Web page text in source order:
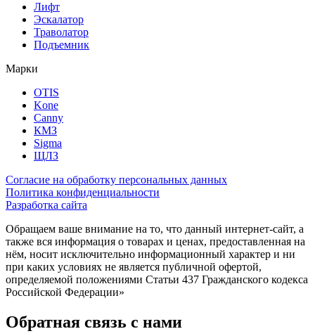
Лифт
Эскалатор
Траволатор
Подъемник
Марки
OTIS
Kone
Canny
КМЗ
Sigma
ЩЛЗ
Согласие на обработку персональных данных
Политика конфиденциальности
Разработка сайта
Обращаем ваше внимание на то, что данный интернет-сайт, а
также вся информация о товарах и ценах, предоставленная на
нём, носит исключительно информационный характер и ни
при каких условиях не является публичной офертой,
определяемой положениями Статьи 437 Гражданского кодекса
Российской Федерации»
Обратная связь с нами